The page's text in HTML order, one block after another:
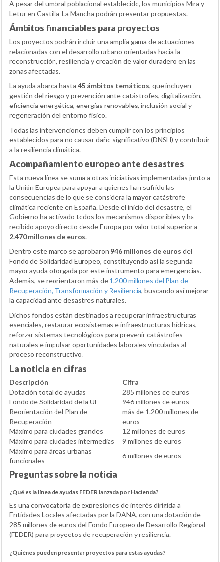
A pesar del umbral poblacional establecido, los municipios Mira y
Letur en Castilla-La Mancha podrán presentar propuestas.
Ámbitos financiables para proyectos
Los proyectos podrán incluir una amplia gama de actuaciones
relacionadas con el desarrollo urbano orientadas hacia la
reconstrucción, resiliencia y creación de valor duradero en las
zonas afectadas.
La ayuda abarca hasta 45 ámbitos temáticos, que incluyen
gestión del riesgo y prevención ante catástrofes, digitalización,
eficiencia energética, energías renovables, inclusión social y
regeneración del entorno físico.
Todas las intervenciones deben cumplir con los principios
establecidos para no causar daño significativo (DNSH) y contribuir
a la resiliencia climática.
Acompañamiento europeo ante desastres
Esta nueva línea se suma a otras iniciativas implementadas junto a
la Unión Europea para apoyar a quienes han sufrido las
consecuencias de lo que se considera la mayor catástrofe
climática reciente en España. Desde el inicio del desastre, el
Gobierno ha activado todos los mecanismos disponibles y ha
recibido apoyo directo desde Europa por valor total superior a
2.470 millones de euros.
Dentro este marco se aprobaron 946 millones de euros del
Fondo de Solidaridad Europeo, constituyendo así la segunda
mayor ayuda otorgada por este instrumento para emergencias.
Además, se reorientaron más de 1.200 millones del Plan de
Recuperación, Transformación y Resiliencia, buscando así mejorar
la capacidad ante desastres naturales.
Dichos fondos están destinados a recuperar infraestructuras
esenciales, restaurar ecosistemas e infraestructuras hídricas,
reforzar sistemas tecnológicos para prevenir catástrofes
naturales e impulsar oportunidades laborales vinculadas al
proceso reconstructivo.
La noticia en cifras
Descripción
Cifra
Dotación total de ayudas
285 millones de euros
Fondo de Solidaridad de la UE
946 millones de euros
Reorientación del Plan de
Recuperación
más de 1.200 millones de
euros
Máximo para ciudades grandes
12 millones de euros
Máximo para ciudades intermedias
9 millones de euros
Máximo para áreas urbanas
funcionales
6 millones de euros
Preguntas sobre la noticia
¿Qué es la línea de ayudas FEDER lanzada por Hacienda?
Es una convocatoria de expresiones de interés dirigida a
Entidades Locales afectadas por la DANA, con una dotación de
285 millones de euros del Fondo Europeo de Desarrollo Regional
(FEDER) para proyectos de recuperación y resiliencia.
¿Quiénes pueden presentar proyectos para estas ayudas?